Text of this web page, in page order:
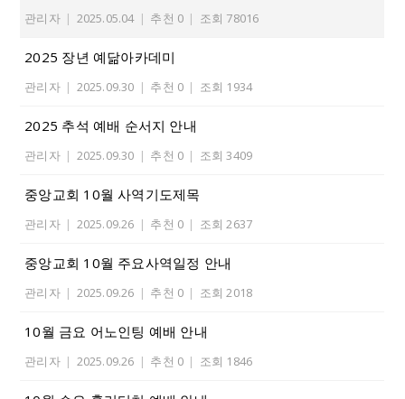
관리자 | 2025.05.04 | 추천 0 | 조회 78016
2025 장년 예닮아카데미
관리자 | 2025.09.30 | 추천 0 | 조회 1934
2025 추석 예배 순서지 안내
관리자 | 2025.09.30 | 추천 0 | 조회 3409
중앙교회 10월 사역기도제목
관리자 | 2025.09.26 | 추천 0 | 조회 2637
중앙교회 10월 주요사역일정 안내
관리자 | 2025.09.26 | 추천 0 | 조회 2018
10월 금요 어노인팅 예배 안내
관리자 | 2025.09.26 | 추천 0 | 조회 1846